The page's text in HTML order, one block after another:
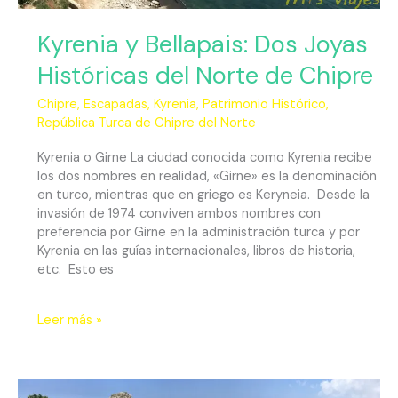
Kyrenia y Bellapais: Dos Joyas
Históricas del Norte de Chipre
Chipre, Escapadas, Kyrenia, Patrimonio Histórico,
República Turca de Chipre del Norte
Kyrenia o Girne La ciudad conocida como Kyrenia recibe
los dos nombres en realidad, «Girne» es la denominación
en turco, mientras que en griego es Keryneia. Desde la
invasión de 1974 conviven ambos nombres con
preferencia por Girne en la administración turca y por
Kyrenia en las guías internacionales, libros de historia,
etc. Esto es
Leer más »